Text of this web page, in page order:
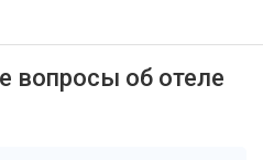
вопросы об отеле